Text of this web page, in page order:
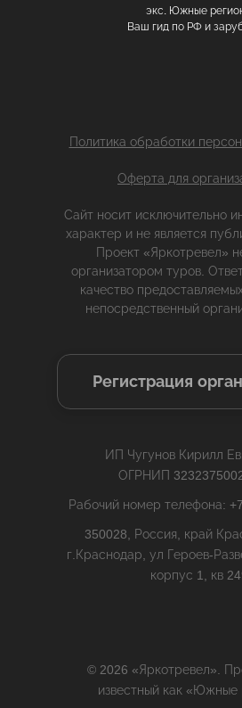
экс. Южные
Ваш гид по РФ и
Политика обработки
Оферта для
Сайт носит исключительно
характер и не является
Проект «Яркотревел»
организатором туров.
качество
непосредственный
Регистрация
ИП Чугунов Кирилл
ОГРНИП
Рабочий номер телефона:
350028, Россия, край
г.Краснодар, ул Героев-
корпус 1, кв
© 2026 «Яркотревел».
известный как «Южные